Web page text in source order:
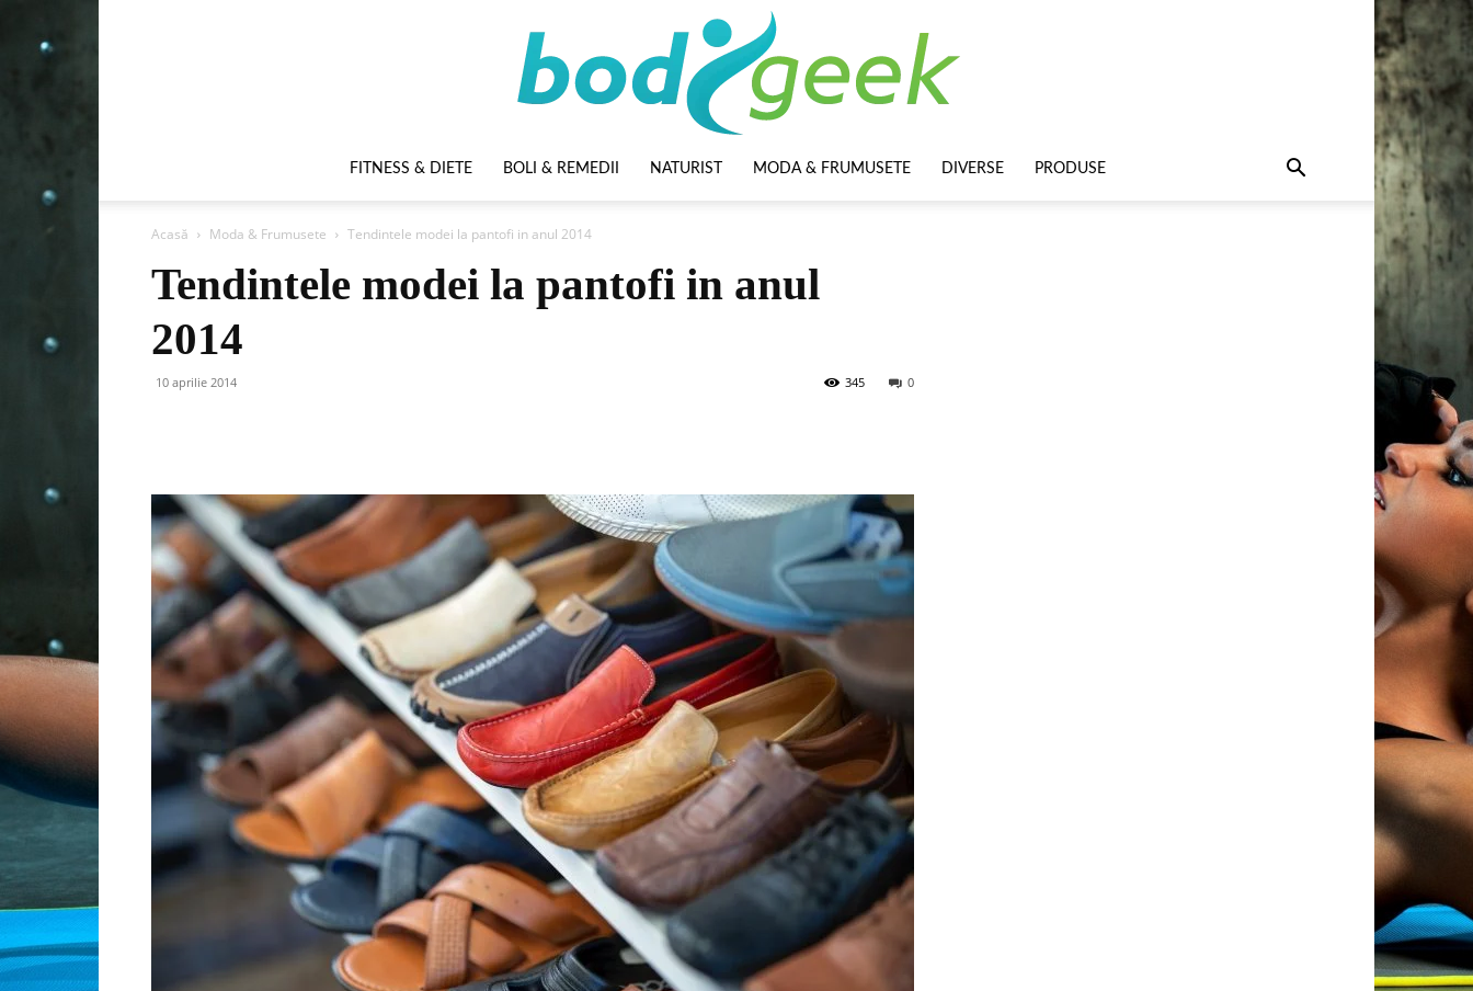
FITNESS & DIETE BOLI & REMEDII NATURIST MODA & FRUMUSETE DIVERSE PRODUSE
Acasă Moda & Frumusete Tendintele modei la pantofi in anul 2014
Tendintele modei la pantofi in anul
2014
10 aprilie 2014 0
345